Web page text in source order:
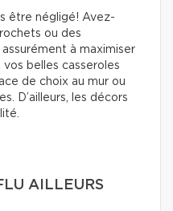
être négligé! Avez-
ou des
à maximiser
vos belles casseroles
de choix au mur ou
D’ailleurs, les décors
AILLEURS